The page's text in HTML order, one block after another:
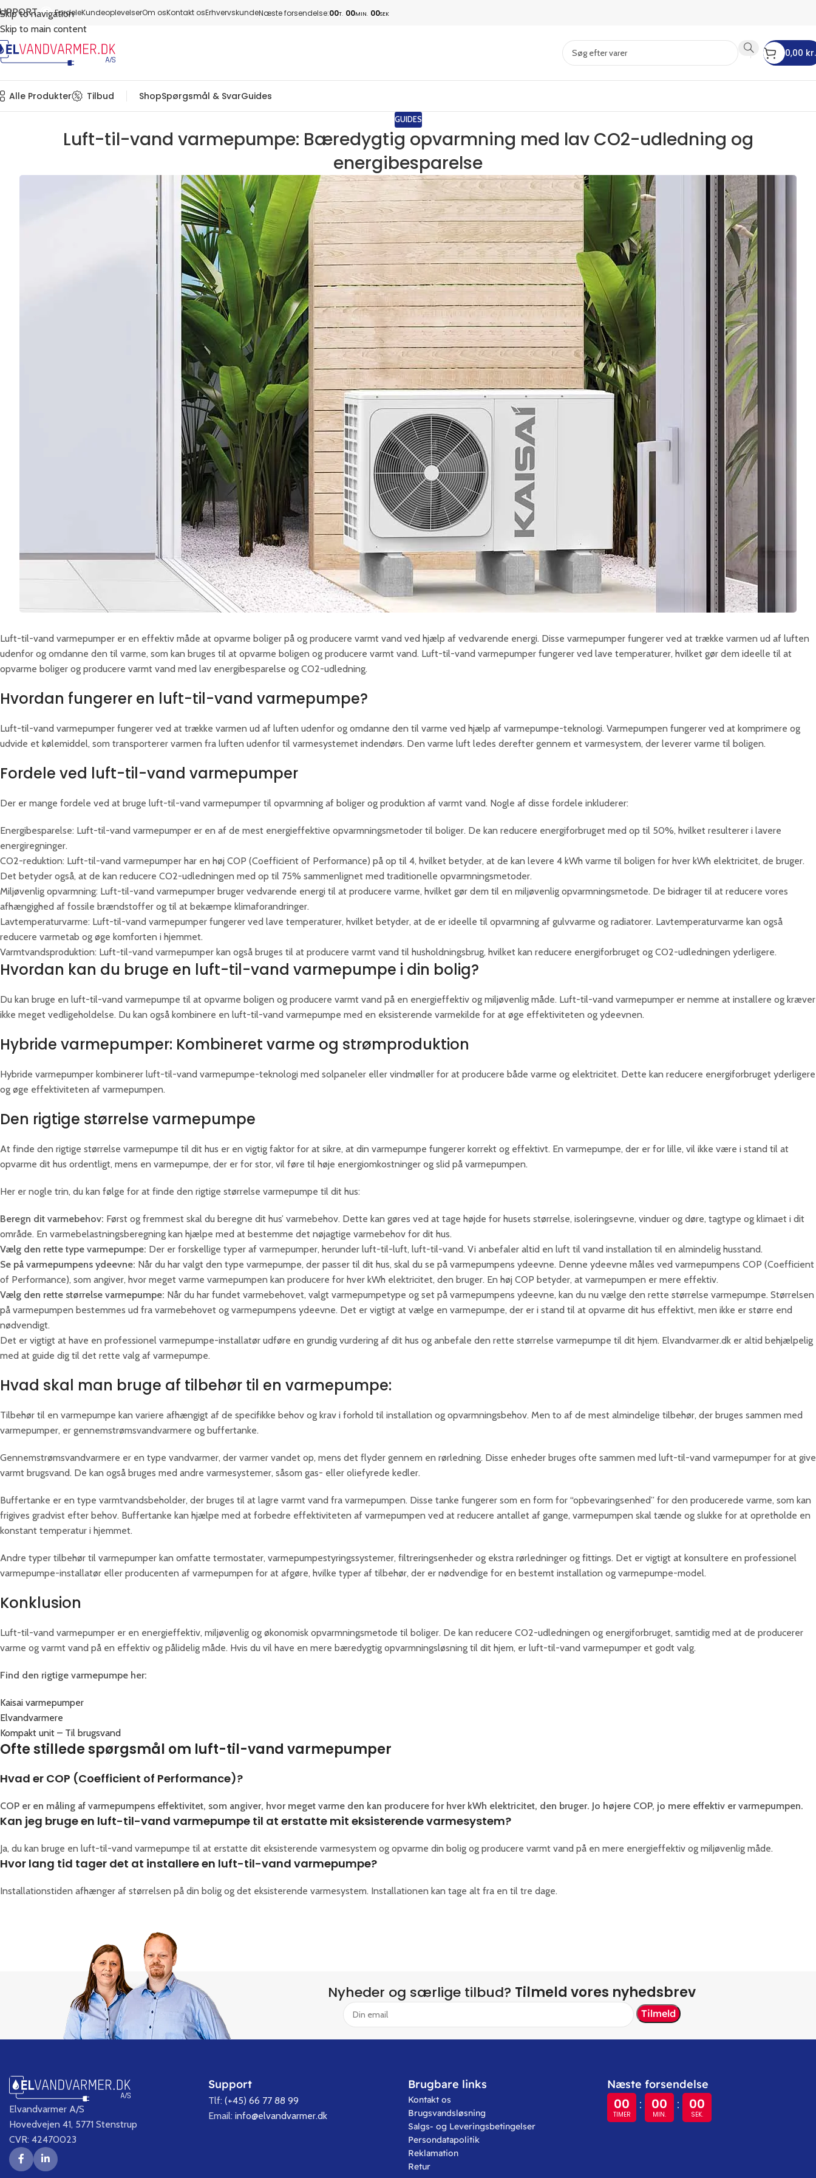
Skip to navigation
Skip to main content
FordeleKundeoplevelserOm osKontakt osErhvervskundeNæste forsendelse:00T. 00MIN. 00SEK
0,00 kr.
Alle Produkter Tilbud ShopSpørgsmål & SvarGuides
GUIDES
Luft-til-vand varmepumpe: Bæredygtig opvarmning med lav CO2-udledning og
energibesparelse
Luft-til-vand varmepumper er en effektiv måde at opvarme boliger på og producere varmt vand ved hjælp af vedvarende energi. Disse varmepumper fungerer ved at trække varmen ud af luften
udenfor og omdanne den til varme, som kan bruges til at opvarme boligen og producere varmt vand. Luft-til-vand varmepumper fungerer ved lave temperaturer, hvilket gør dem ideelle til at
opvarme boliger og producere varmt vand med lav energibesparelse og CO2-udledning.
Hvordan fungerer en luft-til-vand varmepumpe?
Luft-til-vand varmepumper fungerer ved at trække varmen ud af luften udenfor og omdanne den til varme ved hjælp af varmepumpe-teknologi. Varmepumpen fungerer ved at komprimere og
udvide et kølemiddel, som transporterer varmen fra luften udenfor til varmesystemet indendørs. Den varme luft ledes derefter gennem et varmesystem, der leverer varme til boligen.
Fordele ved luft-til-vand varmepumper
Der er mange fordele ved at bruge luft-til-vand varmepumper til opvarmning af boliger og produktion af varmt vand. Nogle af disse fordele inkluderer:
Energibesparelse: Luft-til-vand varmepumper er en af de mest energieffektive opvarmningsmetoder til boliger. De kan reducere energiforbruget med op til 50%, hvilket resulterer i lavere
energiregninger.
CO2-reduktion: Luft-til-vand varmepumper har en høj COP (Coefficient of Performance) på op til 4, hvilket betyder, at de kan levere 4 kWh varme til boligen for hver kWh elektricitet, de bruger.
Det betyder også, at de kan reducere CO2-udledningen med op til 75% sammenlignet med traditionelle opvarmningsmetoder.
Miljøvenlig opvarmning: Luft-til-vand varmepumper bruger vedvarende energi til at producere varme, hvilket gør dem til en miljøvenlig opvarmningsmetode. De bidrager til at reducere vores
afhængighed af fossile brændstoffer og til at bekæmpe klimaforandringer.
Lavtemperaturvarme: Luft-til-vand varmepumper fungerer ved lave temperaturer, hvilket betyder, at de er ideelle til opvarmning af gulvvarme og radiatorer. Lavtemperaturvarme kan også
reducere varmetab og øge komforten i hjemmet.
Varmtvandsproduktion: Luft-til-vand varmepumper kan også bruges til at producere varmt vand til husholdningsbrug, hvilket kan reducere energiforbruget og CO2-udledningen yderligere.
Hvordan kan du bruge en luft-til-vand varmepumpe i din bolig?
Du kan bruge en luft-til-vand varmepumpe til at opvarme boligen og producere varmt vand på en energieffektiv og miljøvenlig måde. Luft-til-vand varmepumper er nemme at installere og kræver
ikke meget vedligeholdelse. Du kan også kombinere en luft-til-vand varmepumpe med en eksisterende varmekilde for at øge effektiviteten og ydeevnen.
Hybride varmepumper: Kombineret varme og strømproduktion
Hybride varmepumper kombinerer luft-til-vand varmepumpe-teknologi med solpaneler eller vindmøller for at producere både varme og elektricitet. Dette kan reducere energiforbruget yderligere
og øge effektiviteten af varmepumpen.
Den rigtige størrelse varmepumpe
At finde den rigtige størrelse varmepumpe til dit hus er en vigtig faktor for at sikre, at din varmepumpe fungerer korrekt og effektivt. En varmepumpe, der er for lille, vil ikke være i stand til at
opvarme dit hus ordentligt, mens en varmepumpe, der er for stor, vil føre til høje energiomkostninger og slid på varmepumpen.
Her er nogle trin, du kan følge for at finde den rigtige størrelse varmepumpe til dit hus:
Beregn dit varmebehov: Først og fremmest skal du beregne dit hus’ varmebehov. Dette kan gøres ved at tage højde for husets størrelse, isoleringsevne, vinduer og døre, tagtype og klimaet i dit
område. En varmebelastningsberegning kan hjælpe med at bestemme det nøjagtige varmebehov for dit hus.
Vælg den rette type varmepumpe: Der er forskellige typer af varmepumper, herunder luft-til-luft, luft-til-vand. Vi anbefaler altid en luft til vand installation til en almindelig husstand.
Se på varmepumpens ydeevne: Når du har valgt den type varmepumpe, der passer til dit hus, skal du se på varmepumpens ydeevne. Denne ydeevne måles ved varmepumpens COP (Coefficient
of Performance), som angiver, hvor meget varme varmepumpen kan producere for hver kWh elektricitet, den bruger. En høj COP betyder, at varmepumpen er mere effektiv.
Vælg den rette størrelse varmepumpe: Når du har fundet varmebehovet, valgt varmepumpetype og set på varmepumpens ydeevne, kan du nu vælge den rette størrelse varmepumpe. Størrelsen
på varmepumpen bestemmes ud fra varmebehovet og varmepumpens ydeevne. Det er vigtigt at vælge en varmepumpe, der er i stand til at opvarme dit hus effektivt, men ikke er større end
nødvendigt.
Det er vigtigt at have en professionel varmepumpe-installatør udføre en grundig vurdering af dit hus og anbefale den rette størrelse varmepumpe til dit hjem. Elvandvarmer.dk er altid behjælpelig
med at guide dig til det rette valg af varmepumpe.
Hvad skal man bruge af tilbehør til en varmepumpe:
Tilbehør til en varmepumpe kan variere afhængigt af de specifikke behov og krav i forhold til installation og opvarmningsbehov. Men to af de mest almindelige tilbehør, der bruges sammen med
varmepumper, er gennemstrømsvandvarmere og buffertanke.
Gennemstrømsvandvarmere er en type vandvarmer, der varmer vandet op, mens det flyder gennem en rørledning. Disse enheder bruges ofte sammen med luft-til-vand varmepumper for at give
varmt brugsvand. De kan også bruges med andre varmesystemer, såsom gas- eller oliefyrede kedler.
Buffertanke er en type varmtvandsbeholder, der bruges til at lagre varmt vand fra varmepumpen. Disse tanke fungerer som en form for “opbevaringsenhed” for den producerede varme, som kan
frigives gradvist efter behov. Buffertanke kan hjælpe med at forbedre effektiviteten af varmepumpen ved at reducere antallet af gange, varmepumpen skal tænde og slukke for at opretholde en
konstant temperatur i hjemmet.
Andre typer tilbehør til varmepumper kan omfatte termostater, varmepumpestyringssystemer, filtreringsenheder og ekstra rørledninger og fittings. Det er vigtigt at konsultere en professionel
varmepumpe-installatør eller producenten af varmepumpen for at afgøre, hvilke typer af tilbehør, der er nødvendige for en bestemt installation og varmepumpe-model.
Konklusion
Luft-til-vand varmepumper er en energieffektiv, miljøvenlig og økonomisk opvarmningsmetode til boliger. De kan reducere CO2-udledningen og energiforbruget, samtidig med at de producerer
varme og varmt vand på en effektiv og pålidelig måde. Hvis du vil have en mere bæredygtig opvarmningsløsning til dit hjem, er luft-til-vand varmepumper et godt valg.
Find den rigtige varmepumpe her:
Kaisai varmepumper
Elvandvarmere
Kompakt unit – Til brugsvand
Ofte stillede spørgsmål om luft-til-vand varmepumper
Hvad er COP (Coefficient of Performance)?
COP er en måling af varmepumpens effektivitet, som angiver, hvor meget varme den kan producere for hver kWh elektricitet, den bruger. Jo højere COP, jo mere effektiv er varmepumpen.
Kan jeg bruge en luft-til-vand varmepumpe til at erstatte mit eksisterende varmesystem?
Ja, du kan bruge en luft-til-vand varmepumpe til at erstatte dit eksisterende varmesystem og opvarme din bolig og producere varmt vand på en mere energieffektiv og miljøvenlig måde.
Hvor lang tid tager det at installere en luft-til-vand varmepumpe?
Installationstiden afhænger af størrelsen på din bolig og det eksisterende varmesystem. Installationen kan tage alt fra en til tre dage.
Nyheder og særlige tilbud? Tilmeld vores nyhedsbrev
Elvandvarmer A/S
Hovedvejen 41, 5771 Stenstrup
CVR: 42470023
Support
Tlf:(+45) 66 77 88 99
Email:info@elvandvarmer.dk
Brugbare links
Kontakt os
Brugsvandsløsning
Salgs- og Leveringsbetingelser
Persondatapolitik
Reklamation
Retur
Næste forsendelse
00
TIMER
: 00
MIN.
: 00
SEK.